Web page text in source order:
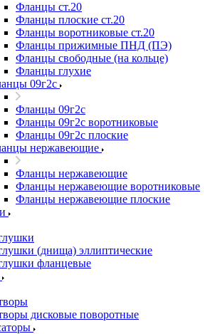
Фланцы ст.20
Фланцы плоские ст.20
Фланцы воротниковые ст.20
Фланцы прижимные ПНД (ПЭ)
Фланцы свободные (на кольце)
Фланцы глухие
09г2с
Фланцы 09г2с
Фланцы 09г2с воротниковые
Фланцы 09г2с плоские
нержавеющие
Фланцы нержавеющие
Фланцы нержавеющие воротниковые
Фланцы нержавеющие плоские
(днища) эллиптические
фланцевые
дисковые поворотные